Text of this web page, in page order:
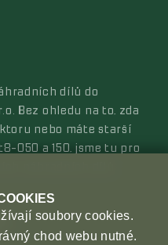
dílů do
Bez ohledu na to, zda
nebo máte starší
050 a 150, jsme tu pro
soubory cookies.
chod webu nutné.